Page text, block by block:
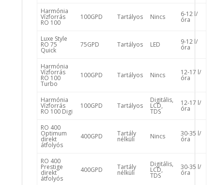
Harmónia
Vízforrás
RO 100
100GPD Tartályos Nincs 6-12 l/
óra
Luxe Style
RO 75
Quick
75GPD Tartályos LED 9-12 l/
óra
Harmónia
Vízforrás
RO 100
Turbo
100GPD Tartályos Nincs 12-17 l/
óra
Harmónia
Vízforrás
RO 100 Digi
100GPD Tartályos
Digitális,
LCD,
TDS
12-17 l/
óra
RO 400
Optimum
direkt
átfolyós
400GPD Tartály
nélküli Nincs 30-35 l/
óra
RO 400
Prestige
direkt
átfolyós
400GPD Tartály
nélküli
Digitális,
LCD,
TDS
30-35 l/
óra